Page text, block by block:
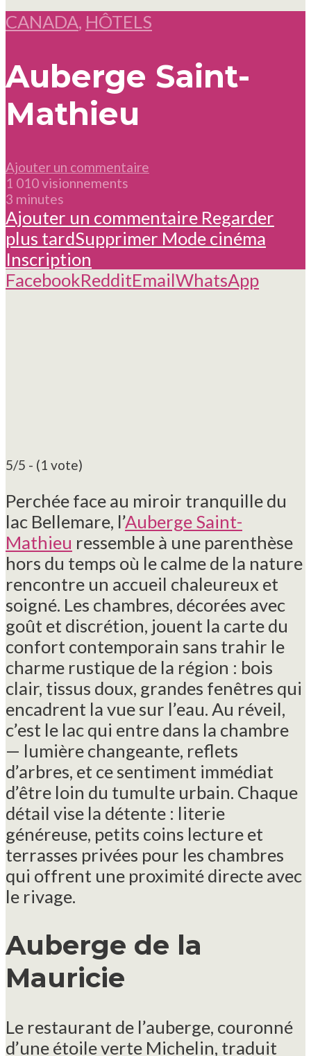
CANADA, HÔTELS
Auberge Saint-
Mathieu
Ajouter un commentaire
1 010 visionnements
3 minutes
Ajouter un commentaire Regarder
plus tardSupprimer Mode cinéma
Inscription
FacebookRedditEmailWhatsApp
5/5 - (1 vote)
Perchée face au miroir tranquille du
lac Bellemare, l’Auberge Saint-
Mathieu ressemble à une parenthèse
hors du temps où le calme de la nature
rencontre un accueil chaleureux et
soigné. Les chambres, décorées avec
goût et discrétion, jouent la carte du
confort contemporain sans trahir le
charme rustique de la région : bois
clair, tissus doux, grandes fenêtres qui
encadrent la vue sur l’eau. Au réveil,
c’est le lac qui entre dans la chambre
— lumière changeante, reflets
d’arbres, et ce sentiment immédiat
d’être loin du tumulte urbain. Chaque
détail vise la détente : literie
généreuse, petits coins lecture et
terrasses privées pour les chambres
qui offrent une proximité directe avec
le rivage.
Auberge de la
Mauricie
Le restaurant de l’auberge, couronné
d’une étoile verte Michelin, traduit